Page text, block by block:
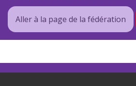
Aller à la page de la fédération